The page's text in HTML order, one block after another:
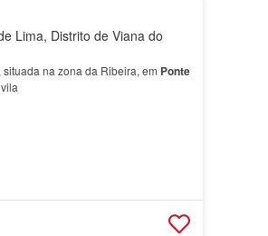
Lima, Distrito de Viana do
na zona da Ribeira, em Ponte